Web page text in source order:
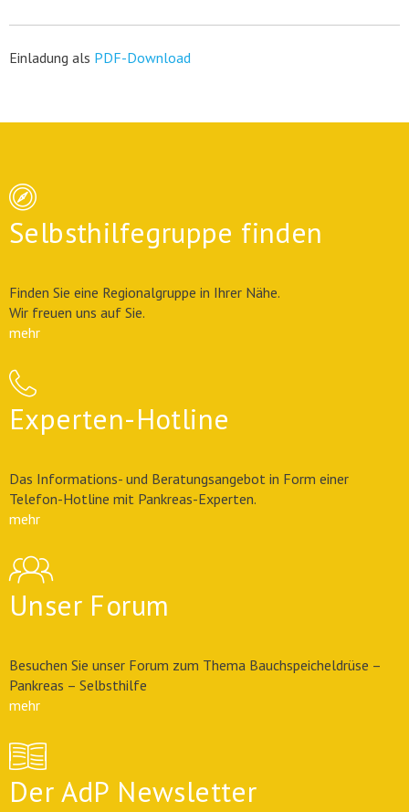
Einladung als PDF-Download
Selbsthilfegruppe finden
Finden Sie eine Regionalgruppe in Ihrer Nähe.
Wir freuen uns auf Sie.
mehr
Experten-Hotline
Das Informations- und Beratungsangebot in Form einer
Telefon-Hotline mit Pankreas-Experten.
mehr
Unser Forum
Besuchen Sie unser Forum zum Thema Bauchspeicheldrüse –
Pankreas – Selbsthilfe
mehr
Der AdP Newsletter